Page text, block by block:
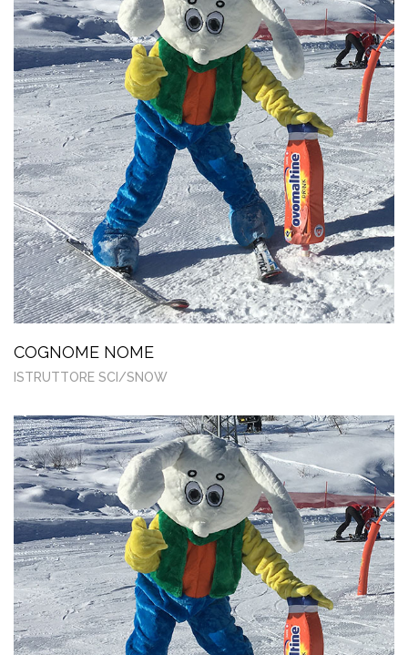
COGNOME NOME
ISTRUTTORE SCI/SNOW